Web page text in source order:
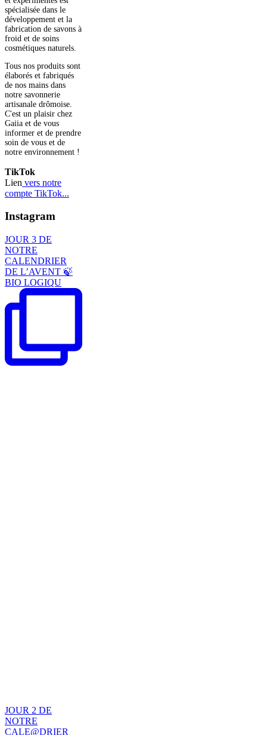
spécialisée dans le
développement et la
fabrication de savons à
froid et de soins
cosmétiques naturels.
Tous nos produits sont
élaborés et fabriqués
de nos mains dans
notre savonnerie
artisanale drômoise.
C'est un plaisir chez
Gaiia et de vous
informer et de prendre
soin de vous et de
notre environnement !
TikTok
Lien vers notre
compte TikTok...
Instagram
JOUR 3 DE
NOTRE
CALENDRIER
DE L’AVENT 🍃
BIO LOGIQU
JOUR 2 DE
NOTRE
CALE@DRIER